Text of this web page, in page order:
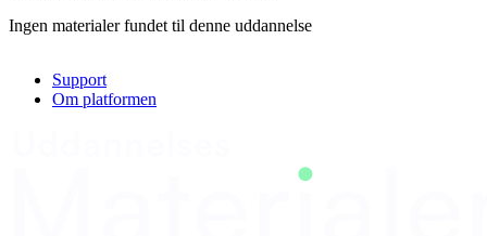
Ingen materialer fundet til denne uddannelse
Support
Om platformen